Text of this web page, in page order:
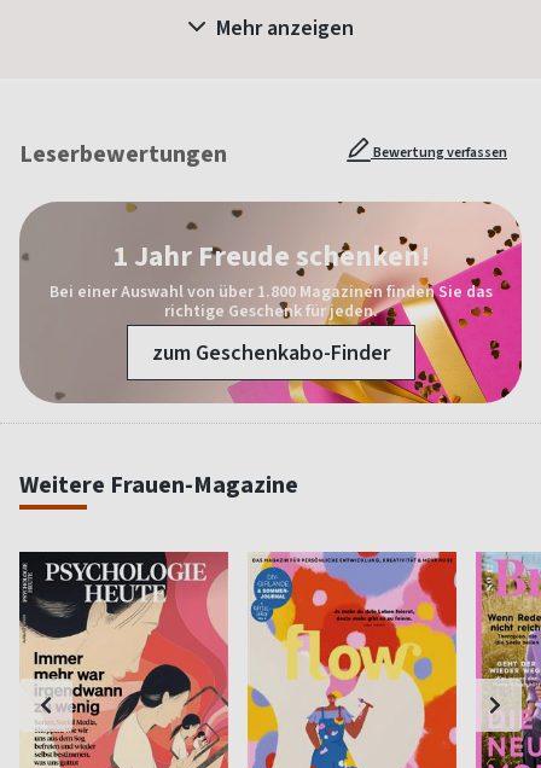
Mehr anzeigen
Leserbewertungen Bewertung verfassen
1 Jahr Freude schenken!
Bei einer Auswahl von über 1.800 Magazinen finden Sie das
richtige Geschenk für jeden.
zum Geschenkabo-Finder
Weitere Frauen-Magazine